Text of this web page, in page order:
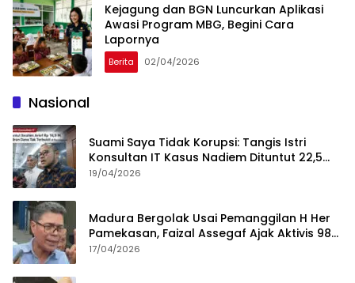
Kejagung dan BGN Luncurkan Aplikasi
Awasi Program MBG, Begini Cara
Lapornya
Berita 02/04/2026
Nasional
Suami Saya Tidak Korupsi: Tangis Istri
Konsultan IT Kasus Nadiem Dituntut 22,5
Tahun
19/04/2026
Madura Bergolak Usai Pemanggilan H Her
Pamekasan, Faizal Assegaf Ajak Aktivis 98
Bongkar Permainan KPK
17/04/2026